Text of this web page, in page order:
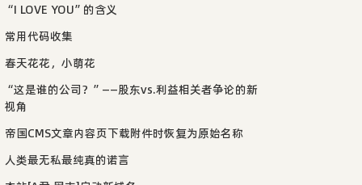
“I LOVE YOU”的含义
常用代码收集
春天花花，小萌花
“这是谁的公司？”——股东vs.利益相关者争论的新
视角
帝国CMS文章内容页下载附件时恢复为原始名称
人类最无私最纯真的诺言